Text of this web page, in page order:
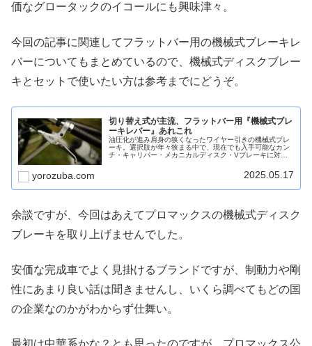
価なグロータックのイコールにも興味津々。
今回の記事に関連してフラットバー用の機械式ブレーキレ
バーについてもまとめているので、機械式ディスクブレー
キとセットで使いたい方は参考までにどうぞ。
切り替え式が主流、フラットバー用『機械式ブレ
ーキレバー』あれこれ
油圧化が進み肩身の狭くなったワイヤー引きの機械式ブレ
ーキ。選択肢が年々狭まる中で、現在でも入手可能なカン
チ・キャリパー・メカニカルディスク・Vブレーキに対応
yorozuba.com 2025.05.17
余談ですが、今回はあえてプロマックスの機械式ディスク
ブレーキを取り上げませんでした。
安価な完成車でよく見掛けるブランドですが、制動力や剛
性にあまり良い話は聞きませんし、いくら調べてもどの国
の企業なのかがわからず仕舞い。
最初は中華系かな？とも思ったのですが、プロマックス公